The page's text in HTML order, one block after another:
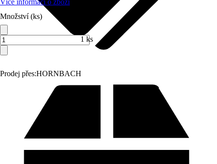
Prodej přes:HORNBACH
Více informací o zboží
Množství (ks)
1 ks